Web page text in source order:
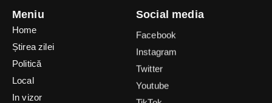
Meniu
Home
Știrea zilei
Politică
Local
In vizor
Social media
Facebook
Instagram
Twitter
Youtube
TikTok